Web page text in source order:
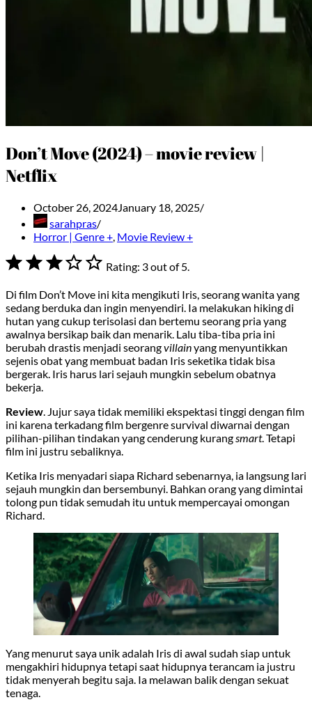
Don’t Move (2024) – movie review |
Netflix
October 26, 2024January 18, 2025
sarahpras
Horror | Genre +, Movie Review +
⭐
Rating: 3 out of 5.
Di film Don’t Move ini kita mengikuti Iris, seorang wanita yang
sedang berduka dan ingin menyendiri. Ia melakukan hiking di
hutan yang cukup terisolasi dan bertemu seorang pria yang
awalnya bersikap baik dan menarik. Lalu tiba-tiba pria ini
berubah drastis menjadi seorangvillainyang menyuntikkan
sejenis obat yang membuat badan Iris seketika tidak bisa
bergerak. Iris harus lari sejauh mungkin sebelum obatnya
bekerja.
Review. Jujur saya tidak memiliki ekspektasi tinggi dengan film
ini karena terkadang film bergenre survival diwarnai dengan
pilihan-pilihan tindakan yang cenderung kurangsmart. Tetapi
film ini justru sebaliknya.
Ketika Iris menyadari siapa Richard sebenarnya, ia langsung lari
sejauh mungkin dan bersembunyi. Bahkan orang yang dimintai
tolong pun tidak semudah itu untuk mempercayai omongan
Richard.
Yang menurut saya unik adalah Iris di awal sudah siap untuk
mengakhiri hidupnya tetapi saat hidupnya terancam ia justru
tidak menyerah begitu saja. Ia melawan balik dengan sekuat
tenaga.